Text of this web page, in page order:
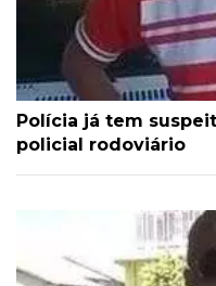
Polícia já tem
policial rodoviário